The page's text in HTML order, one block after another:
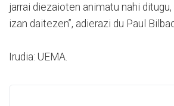
jarrai diezaioten animatu nahi
izan daitezen”, adierazi du Paul
Irudia: UEMA.